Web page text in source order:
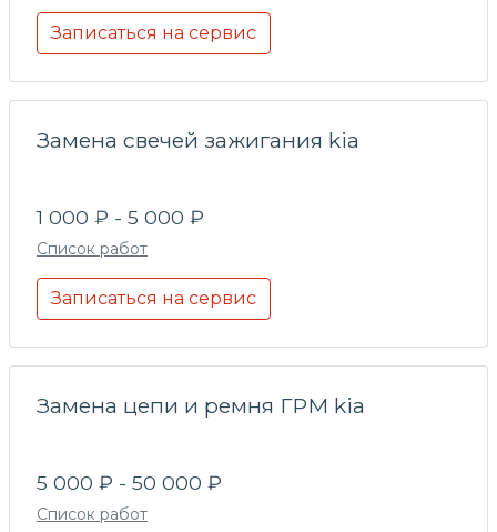
Записаться на сервис
Замена свечей зажигания kia
1 000 ₽ - 5 000 ₽
Список работ
Записаться на сервис
Замена цепи и ремня ГРМ kia
5 000 ₽ - 50 000 ₽
Список работ